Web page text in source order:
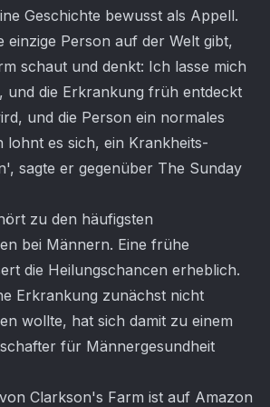
Geschichte bewusst als Appell.
einzige Person auf der Welt gibt,
schaut und denkt: Ich lasse mich
und die Erkrankung früh entdeckt
und die Person ein normales
lohnt es sich, ein Krankheits-
sagte er gegenüber The Sunday
zu den häufigsten
bei Männern. Eine frühe
die Heilungschancen erheblich.
Erkrankung zunächst nicht
wollte, hat sich damit zu einem
für Männergesundheit
Clarkson's Farm ist auf Amazon